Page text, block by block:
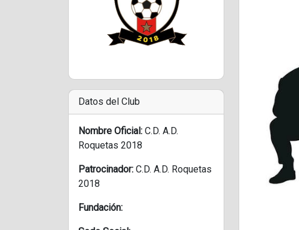
Datos del Club
Nombre Oficial: C.D. A.D.
Roquetas 2018
Patrocinador: C.D. A.D. Roquetas
2018
Fundación: